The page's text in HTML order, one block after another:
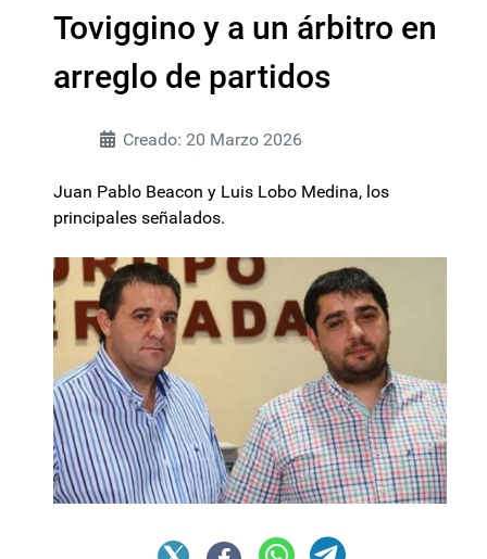
Toviggino y a un árbitro en
arreglo de partidos
Creado: 20 Marzo 2026
Juan Pablo Beacon y Luis Lobo Medina, los
principales señalados.